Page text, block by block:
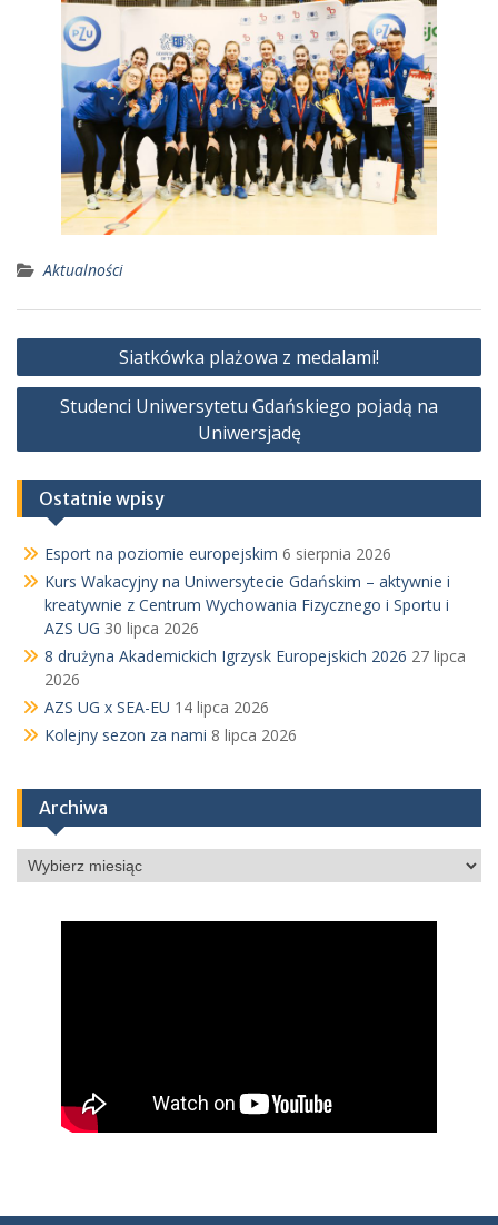
Aktualności
Nawigacja
wpisu
Siatkówka plażowa z medalami!
Studenci Uniwersytetu Gdańskiego pojadą na
Uniwersjadę
Ostatnie wpisy
Esport na poziomie europejskim 6 sierpnia 2026
Kurs Wakacyjny na Uniwersytecie Gdańskim – aktywnie i
kreatywnie z Centrum Wychowania Fizycznego i Sportu i
AZS UG 30 lipca 2026
8 drużyna Akademickich Igrzysk Europejskich 2026 27 lipca
2026
AZS UG x SEA-EU 14 lipca 2026
Kolejny sezon za nami 8 lipca 2026
Archiwa
Archiwa